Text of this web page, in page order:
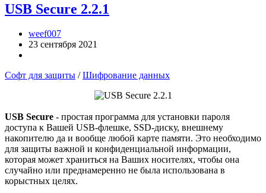
USB Secure 2.2.1
weef007
23 сентября 2021
Софт для защиты /Шифрование данных
USB Secure - простая программа для установки пароля
доступа к Вашей USB-флешке, SSD-диску, внешнему
накопителю да и вообще любой карте памяти. Это необходимо
для защиты важной и конфиденциальной информации,
которая может храниться на Ваших носителях, чтобы она
случайно или преднамеренно не была использована в
корыстных целях.